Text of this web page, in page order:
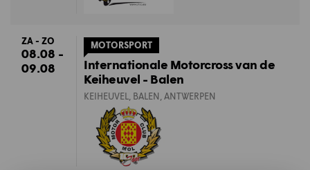
ZA - ZO
08.08 -
09.08
MOTORSPORT
Internationale Motorcross van de
Keiheuvel - Balen
KEIHEUVEL, BALEN, ANTWERPEN